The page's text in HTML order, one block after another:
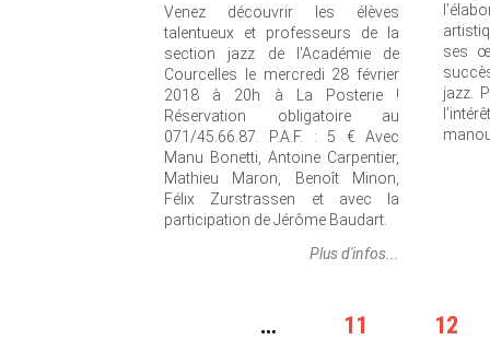
Venez découvrir les élèves
talentueux et professeurs de la
section jazz de l'Académie de
Courcelles le mercredi 28 février
2018 à 20h à La Posterie !
Réservation obligatoire au
071/45.66.87. P.A.F. : 5 € Avec
Manu Bonetti, Antoine Carpentier,
Mathieu Maron, Benoît Minon,
Félix Zurstrassen et avec la
participation de Jérôme Baudart.
Plus d'infos...
ses
jazz.
… 11 12